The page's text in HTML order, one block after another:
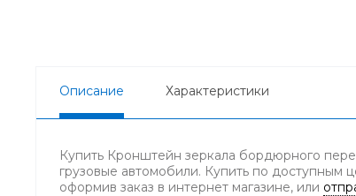
Описание Характеристики
Купить Кронштейн зеркала бордюрного
грузовые автомобили. Купить по доступным
оформив заказ в интернет магазине, или